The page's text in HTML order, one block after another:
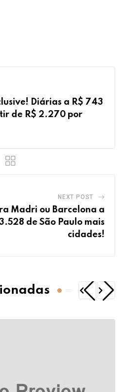
Diárias a R$ 743
de R$ 2.270 por
NEXT POST
Madri ou Barcelona a
de São Paulo mais
cidades!